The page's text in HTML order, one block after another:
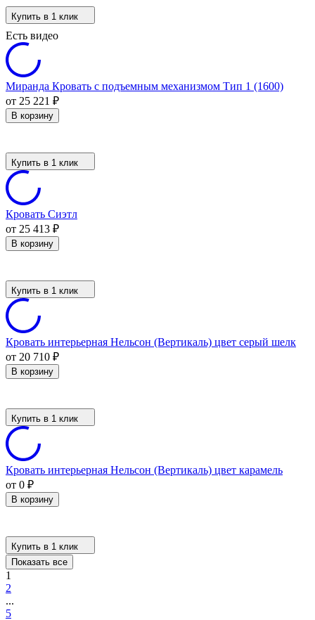
Купить в 1 клик
Есть видео
Миранда Кровать с подъемным механизмом Тип 1 (1600)
от 25 221 ₽
В корзину
Купить в 1 клик
Кровать Сиэтл
от 25 413 ₽
В корзину
Купить в 1 клик
Кровать интерьерная Нельсон (Вертикаль) цвет серый шелк
от 20 710 ₽
В корзину
Купить в 1 клик
Кровать интерьерная Нельсон (Вертикаль) цвет карамель
от 0 ₽
В корзину
Купить в 1 клик
Показать все
1
2
...
5